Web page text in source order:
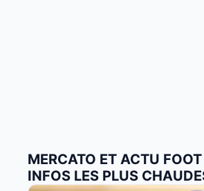
MERCATO ET ACTU
INFOS LES PLUS